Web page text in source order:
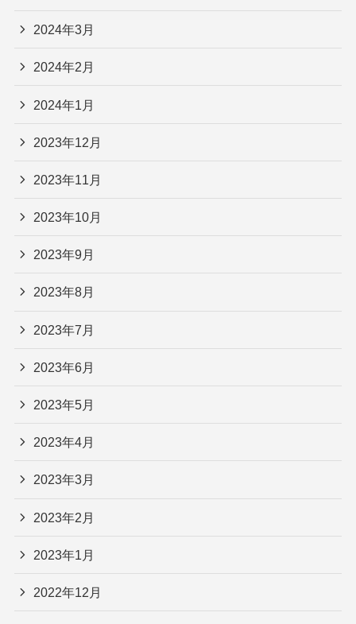
2024年3月
2024年2月
2024年1月
2023年12月
2023年11月
2023年10月
2023年9月
2023年8月
2023年7月
2023年6月
2023年5月
2023年4月
2023年3月
2023年2月
2023年1月
2022年12月